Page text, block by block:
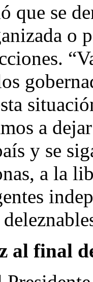
que se
o
a
y se
a la
al final